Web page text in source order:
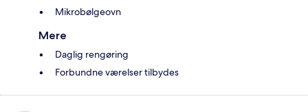
Mikrobølgeovn
Mere
Daglig rengøring
Forbundne værelser tilbydes